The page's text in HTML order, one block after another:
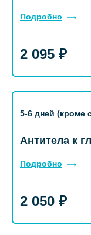
Подробно
2 095 ₽
5-6 дней (кроме
Антитела к
Подробно
2 050 ₽